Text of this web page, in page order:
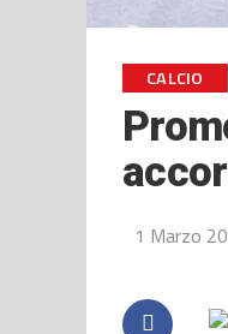
CALCIO
1 Marzo